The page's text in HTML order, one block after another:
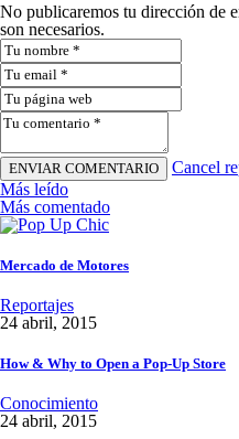
No publicaremos tu dirección de
son necesarios.
Cancel
Más leído
Más comentado
Mercado de Motores
Reportajes
24 abril, 2015
How & Why to Open a Pop-Up Store
Conocimiento
24 abril, 2015